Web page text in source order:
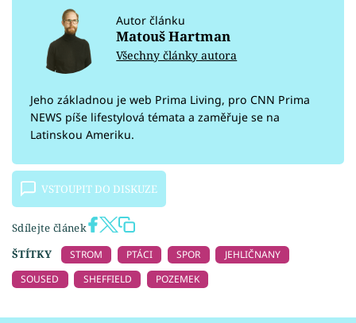
Autor článku
Matouš Hartman
Všechny články autora
Jeho základnou je web Prima Living, pro CNN Prima
NEWS píše lifestylová témata a zaměřuje se na
Latinskou Ameriku.
VSTOUPIT DO DISKUZE
Sdílejte článek
ŠTÍTKY
STROM PTÁCI SPOR
JEHLIČNANY
SOUSED
SHEFFIELD POZEMEK